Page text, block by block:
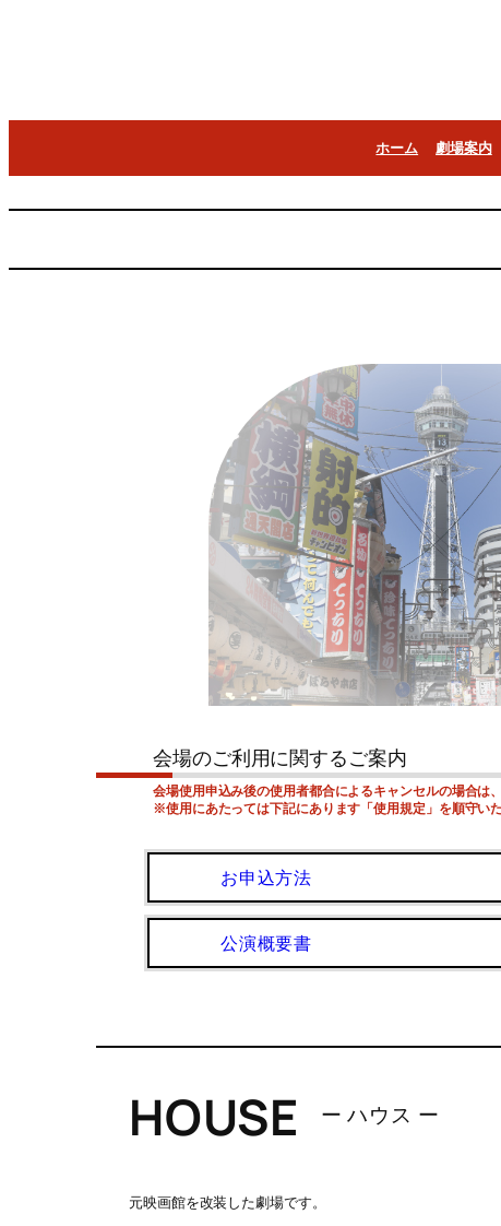
ホーム 劇場案内
会場のご利用に関するご案内
会場使用申込み後の使用者都合によるキャンセルの場合は
※使用にあたっては下記にあります「使用規定」を順守い
お申込方法
公演概要書
HOUSE ー ハウス ー
元映画館を改装した劇場です。